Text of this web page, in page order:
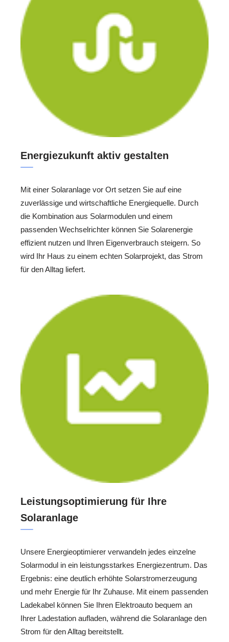
Energiezukunft aktiv gestalten
Mit einer Solaranlage vor Ort setzen Sie auf eine
zuverlässige und wirtschaftliche Energiequelle. Durch
die Kombination aus Solarmodulen und einem
passenden Wechselrichter können Sie Solarenergie
effizient nutzen und Ihren Eigenverbrauch steigern. So
wird Ihr Haus zu einem echten Solarprojekt, das Strom
für den Alltag liefert.
Leistungsoptimierung für Ihre
Solaranlage
Unsere Energieoptimierer verwandeln jedes einzelne
Solarmodul in ein leistungsstarkes Energiezentrum. Das
Ergebnis: eine deutlich erhöhte Solarstromerzeugung
und mehr Energie für Ihr Zuhause. Mit einem passenden
Ladekabel können Sie Ihren Elektroauto bequem an
Ihrer Ladestation aufladen, während die Solaranlage den
Strom für den Alltag bereitstellt.